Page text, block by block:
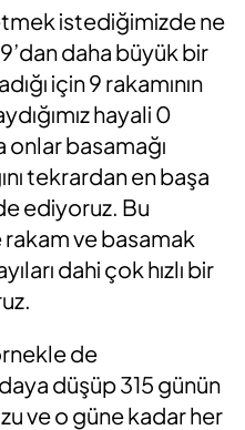
istediğimizde ne
daha büyük bir
için 9 rakamının
hayali 0
onlar basamağı
tekrardan en başa
ediyoruz. Bu
ve basamak
dahi çok hızlı bir
de
düşüp 315 günün
ve o güne kadar her